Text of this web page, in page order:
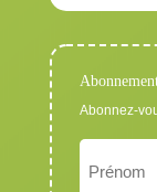
Abonnez-
Nom
Exigé